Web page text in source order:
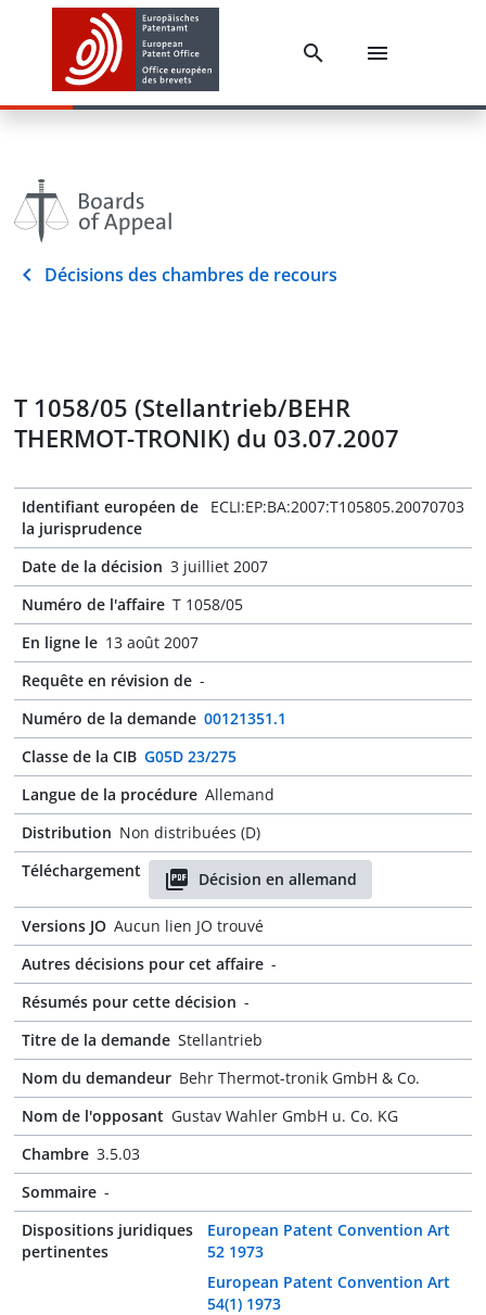
Décisions des chambres de recours
T 1058/05 (Stellantrieb/BEHR
THERMOT-TRONIK) du 03.07.2007
Identifiant européen de
la jurisprudence
ECLI:EP:BA:2007:T105805.20070703
Date de la décision 3 juilliet 2007
Numéro de l'affaire T 1058/05
En ligne le 13 août 2007
Requête en révision de -
Numéro de la demande 00121351.1
Classe de la CIB G05D 23/275
Langue de la procédure Allemand
Distribution Non distribuées (D)
Téléchargement
Décision en allemand
Versions JO Aucun lien JO trouvé
Autres décisions pour cet affaire -
Résumés pour cette décision -
Titre de la demande Stellantrieb
Nom du demandeur Behr Thermot-tronik GmbH & Co.
Nom de l'opposant Gustav Wahler GmbH u. Co. KG
Chambre 3.5.03
Sommaire -
Dispositions juridiques
pertinentes
European Patent Convention Art
52 1973
European Patent Convention Art
54(1) 1973